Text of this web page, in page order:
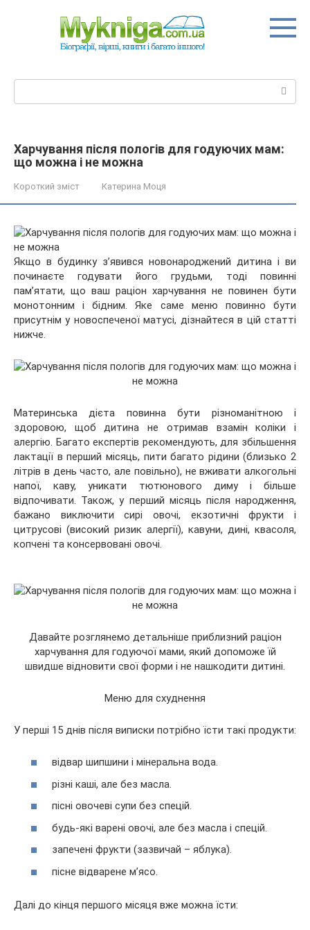
Харчування після пологів для годуючих мам:
що можна і не можна
Короткий зміст Катерина Моця
Якщо в будинку з’явився новонароджений дитина і ви
починаєте годувати його грудьми, тоді повинні
пам’ятати, що ваш раціон харчування не повинен бути
монотонним і бідним. Яке саме меню повинно бути
присутнім у новоспеченої матусі, дізнайтеся в цій статті
нижче.
Материнська дієта повинна бути різноманітною і
здоровою, щоб дитина не отримав взамін коліки і
алергію. Багато експертів рекомендують, для збільшення
лактації в перший місяць, пити багато рідини (близько 2
літрів в день часто, але повільно), не вживати алкогольні
напої, каву, уникати тютюнового диму і більше
відпочивати. Також, у перший місяць після народження,
бажано виключити сирі овочі, екзотичні фрукти і
цитрусові (високий ризик алергії), кавуни, дині, квасоля,
копчені та консервовані овочі.
Давайте розглянемо детальніше приблизний раціон
харчування для годуючої мами, який допоможе їй
швидше відновити свої форми і не нашкодити дитині.
Меню для схуднення
У перші 15 днів після виписки потрібно їсти такі продукти:
відвар шипшини і мінеральна вода.
різні каші, але без масла.
пісні овочеві супи без спецій.
будь-які варені овочі, але без масла і спецій.
запечені фрукти (зазвичай – яблука).
пісне відварене м’ясо.
Далі до кінця першого місяця вже можна їсти: